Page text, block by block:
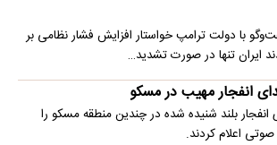
با دولت ترامپ خواستار افزایش فشار نظامی بر
ایران تنها در صورت تشدید…
انفجار مهیب در مسکو
بلند شنیده شده در چندین منطقه مسکو را
اعلام کردند.